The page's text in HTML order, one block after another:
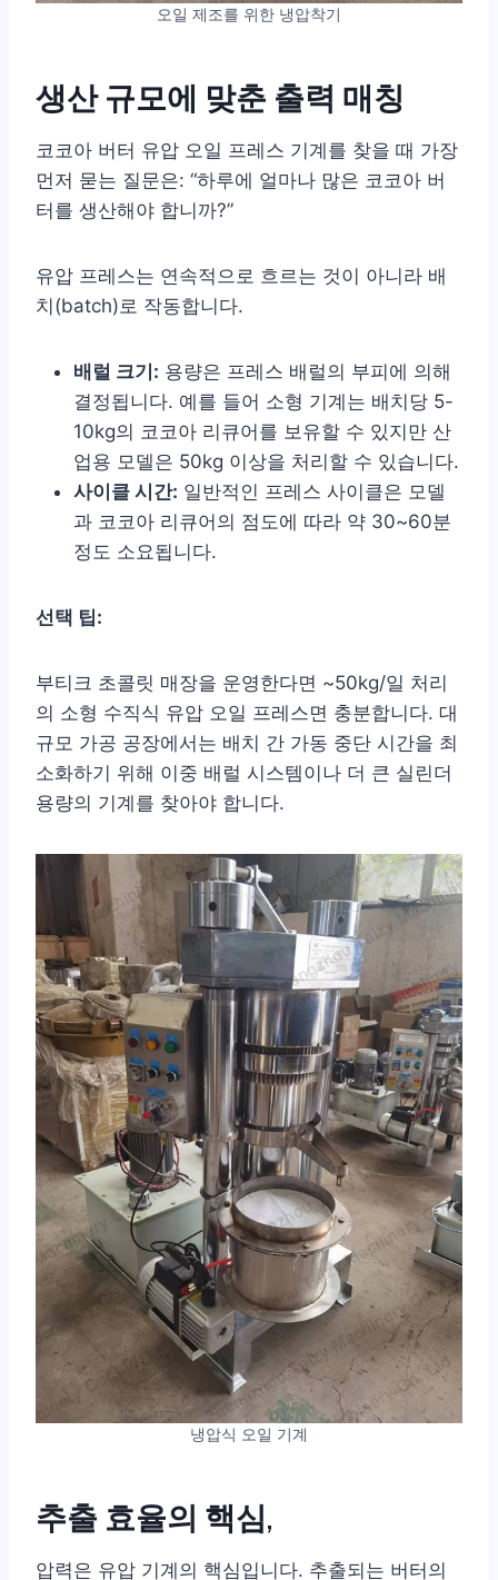
오일 제조를 위한 냉압착기
생산 규모에 맞춘 출력 매칭
코코아 버터 유압 오일 프레스 기계를 찾을 때 가장
먼저 묻는 질문은: “하루에 얼마나 많은 코코아 버
터를 생산해야 합니까?”
유압 프레스는 연속적으로 흐르는 것이 아니라 배
치(batch)로 작동합니다.
배럴 크기: 용량은 프레스 배럴의 부피에 의해
결정됩니다. 예를 들어 소형 기계는 배치당 5-
10kg의 코코아 리큐어를 보유할 수 있지만 산
업용 모델은 50kg 이상을 처리할 수 있습니다.
사이클 시간: 일반적인 프레스 사이클은 모델
과 코코아 리큐어의 점도에 따라 약 30~60분
정도 소요됩니다.
선택 팁:
부티크 초콜릿 매장을 운영한다면 ~50kg/일 처리
의 소형 수직식 유압 오일 프레스면 충분합니다. 대
규모 가공 공장에서는 배치 간 가동 중단 시간을 최
소화하기 위해 이중 배럴 시스템이나 더 큰 실린더
용량의 기계를 찾아야 합니다.
냉압식 오일 기계
추출 효율의 핵심,
압력은 유압 기계의 핵심입니다. 추출되는 버터의